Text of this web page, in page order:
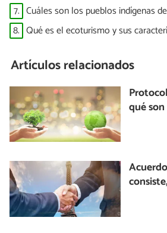
7. Cuáles son los pueblos indígenas
8. Qué es el ecoturismo y sus
Artículos relacionados
qué